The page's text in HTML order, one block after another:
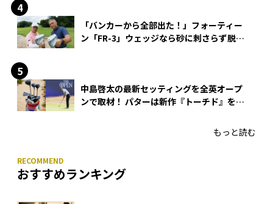
「バンカーから全部出た！」フォーティー
ン「FR-3」ウェッジなら砂に刺さらず脱出
中島啓太の最新セッティングを全英オープ
ンで取材！ パターは新作『トーチド』を投
もっと読む
おすすめランキング